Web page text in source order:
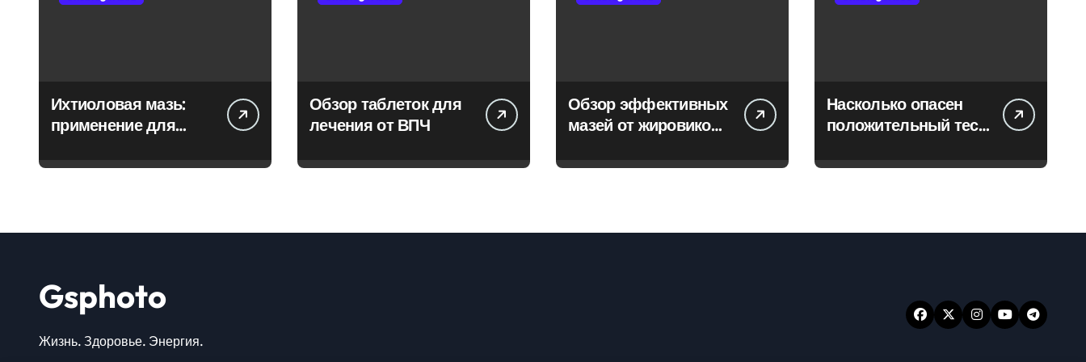
Ихтиоловая мазь:
применение для
Обзор таблеток для
лечения от ВПЧ
Обзор эффективных
мазей от жировиков
эффектом
Насколько опасен
положительный тест
Gsphoto
Жизнь. Здоровье. Энергия.